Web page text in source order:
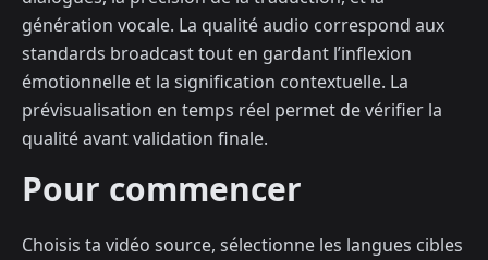
génération vocale. La qualité audio correspond aux
standards broadcast tout en gardant l’inflexion
émotionnelle et la signification contextuelle. La
prévisualisation en temps réel permet de vérifier la
qualité avant validation finale.
Pour commencer
Choisis ta vidéo source, sélectionne les langues cibles